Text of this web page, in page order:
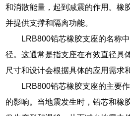
和消散能量，起到减震的作用。橡
并提供支撑和隔离功能。
LRB800铅芯橡胶支座的名称
径。这通常是指支座在有效直径具
尺寸和设计会根据具体的应用需求
LRB800铅芯橡胶支座的主要
的影响。当地震发生时，铅芯和橡